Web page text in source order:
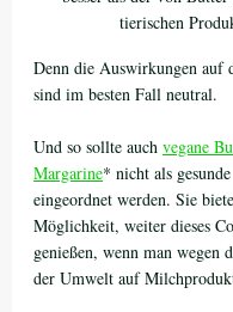
tierischen
Denn die Auswirkungen auf
sind im besten Fall neutral.
Und so sollte auch vegane
Margarine* nicht als
eingeordnet werden. Sie
Möglichkeit, weiter dieses
genießen, wenn man wegen
der Umwelt auf